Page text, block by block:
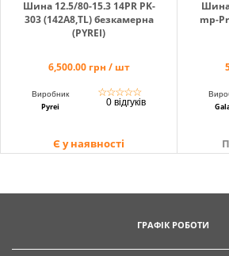
Шина 12.5/80-15.3 14PR PK-
303 (142A8,TL) безкамерна
(PYREI)
6,500.00 грн / шт
Виробник
Pyrei
☆☆☆☆☆
0 відгуків
Є у наявності
Шина
mp-
ГРАФІК РОБОТИ